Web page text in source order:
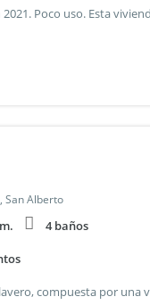
San Alberto
4 baños